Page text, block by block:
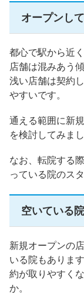
オープンし
都心で駅から近
店舗は混みあう
浅い店舗は契約
やすいです。
通える範囲に新
を検討してみまし
なお、転院する
っている院のス
空いている
新規オープンの
いる院もありま
約が取りやすく
か。